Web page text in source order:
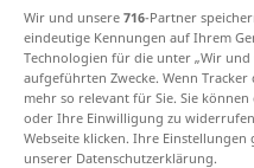
Wir und unsere 716-Partner
eindeutige Kennungen auf Ihrem
Technologien für die unter „Wir
aufgeführten Zwecke. Wenn
mehr so relevant für Sie. Sie
oder Ihre Einwilligung zu
Webseite klicken. Ihre
unserer Datenschutzerklärung.